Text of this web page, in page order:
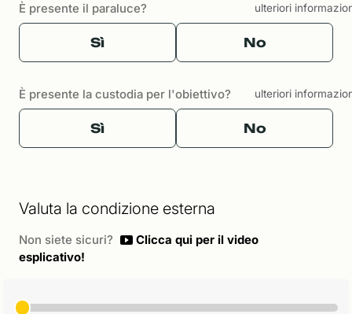
È presente il paraluce? ulteriori
Sì No
È presente la custodia per l'obiettivo? ulteriori
Sì No
Valuta la condizione esterna
Non siete sicuri?
Clicca qui per il video
esplicativo!